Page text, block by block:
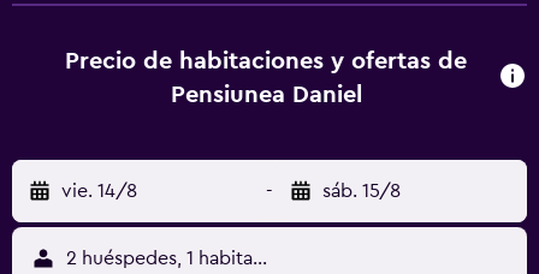
Sibiu, a 5 km.
Precio de habitaciones y ofertas de
Pensiunea Daniel
vie. 14/8 - sáb. 15/8
2 huéspedes, 1 habitación